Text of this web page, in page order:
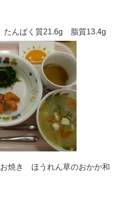
んぱく質21.6g 脂質13.4g
焼き ほうれん草のおかか和